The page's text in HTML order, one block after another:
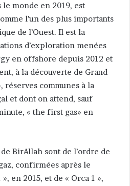
monde en 2019, est
l’un des plus importants
de l’Ouest. Il est la
d’exploration menées
en offshore depuis 2012 et
à la découverte de Grand
réserves communes à la
et dont on attend, sauf
« the first gas» en
BirAllah sont de l’ordre de
confirmées après le
en 2015, et de « Orca 1 »,